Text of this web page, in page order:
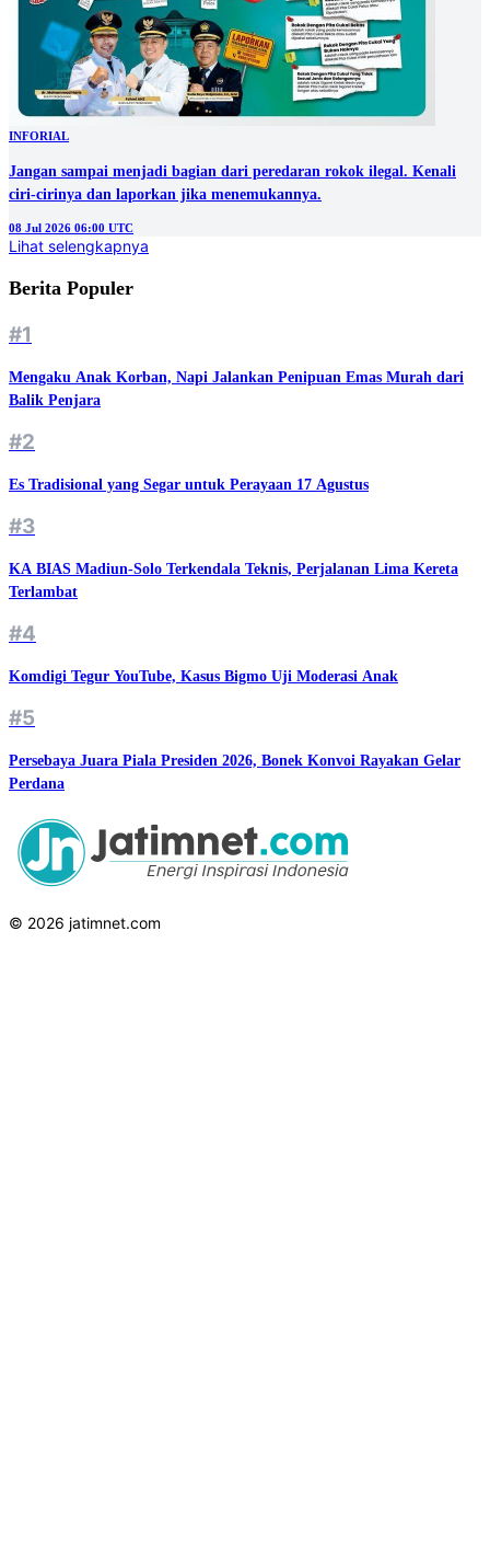
INFORIAL
Jangan sampai menjadi bagian dari peredaran rokok ilegal. Kenali
ciri-cirinya dan laporkan jika menemukannya.
08 Jul 2026 06:00 UTC
Lihat selengkapnya
Berita Populer
#1
Mengaku Anak Korban, Napi Jalankan Penipuan Emas Murah dari
Balik Penjara
#2
Es Tradisional yang Segar untuk Perayaan 17 Agustus
#3
KA BIAS Madiun-Solo Terkendala Teknis, Perjalanan Lima Kereta
Terlambat
#4
Komdigi Tegur YouTube, Kasus Bigmo Uji Moderasi Anak
#5
Persebaya Juara Piala Presiden 2026, Bonek Konvoi Rayakan Gelar
Perdana
© 2026 jatimnet.com